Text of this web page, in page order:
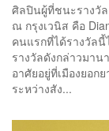
ศิลปินผู้ที่ชนะรางวัล
ณ กรุงเวนิส คือ
คนแรกที่ได้รางวัล
รางวัลดังกล่าวมาน
อาศัยอยู่ที่เมืองยอก
ระหว่างสัง...